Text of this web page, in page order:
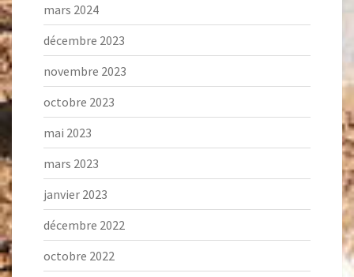
mars 2024
décembre 2023
novembre 2023
octobre 2023
mai 2023
mars 2023
janvier 2023
décembre 2022
octobre 2022